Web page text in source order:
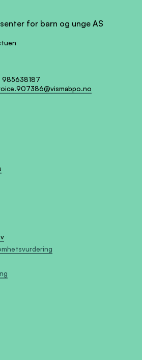
for barn og unge AS
985638187